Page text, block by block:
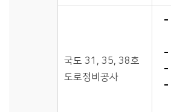
국도 31, 35, 38호
도로정비공사